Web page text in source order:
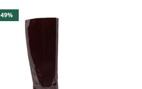
49%